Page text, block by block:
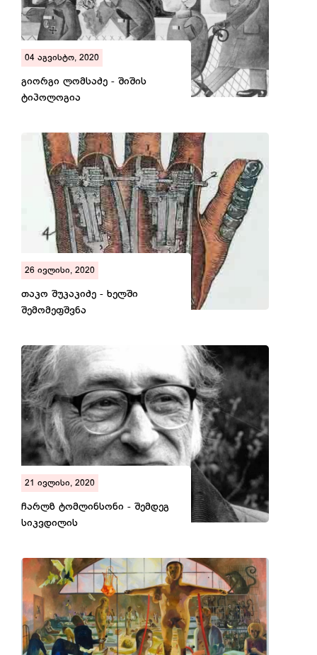
04 აგვისტო, 2020
გიორგი ლომსაძე - შიშის
ტიპოლოგია
26 ივლისი, 2020
თაკო შუკაკიძე - ხელში
შემომეფშვნა
21 ივლისი, 2020
ჩარლზ ტომლინსონი - შემდეგ
სიკვდილის